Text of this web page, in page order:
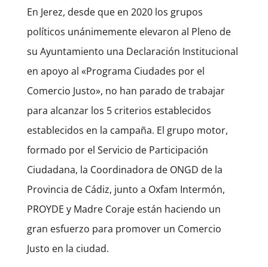
En Jerez, desde que en 2020 los grupos
políticos unánimemente elevaron al Pleno de
su Ayuntamiento una Declaración Institucional
en apoyo al «Programa Ciudades por el
Comercio Justo», no han parado de trabajar
para alcanzar los 5 criterios establecidos
establecidos en la campaña. El grupo motor,
formado por el Servicio de Participación
Ciudadana, la Coordinadora de ONGD de la
Provincia de Cádiz, junto a Oxfam Intermón,
PROYDE y Madre Coraje están haciendo un
gran esfuerzo para promover un Comercio
Justo en la ciudad.